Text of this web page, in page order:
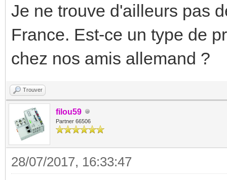
Je ne trouve d'ailleurs pas
France. Est-ce un type de
chez nos amis allemand ?
Trouver
filou59
Partner 66506
28/07/2017, 16:33:47